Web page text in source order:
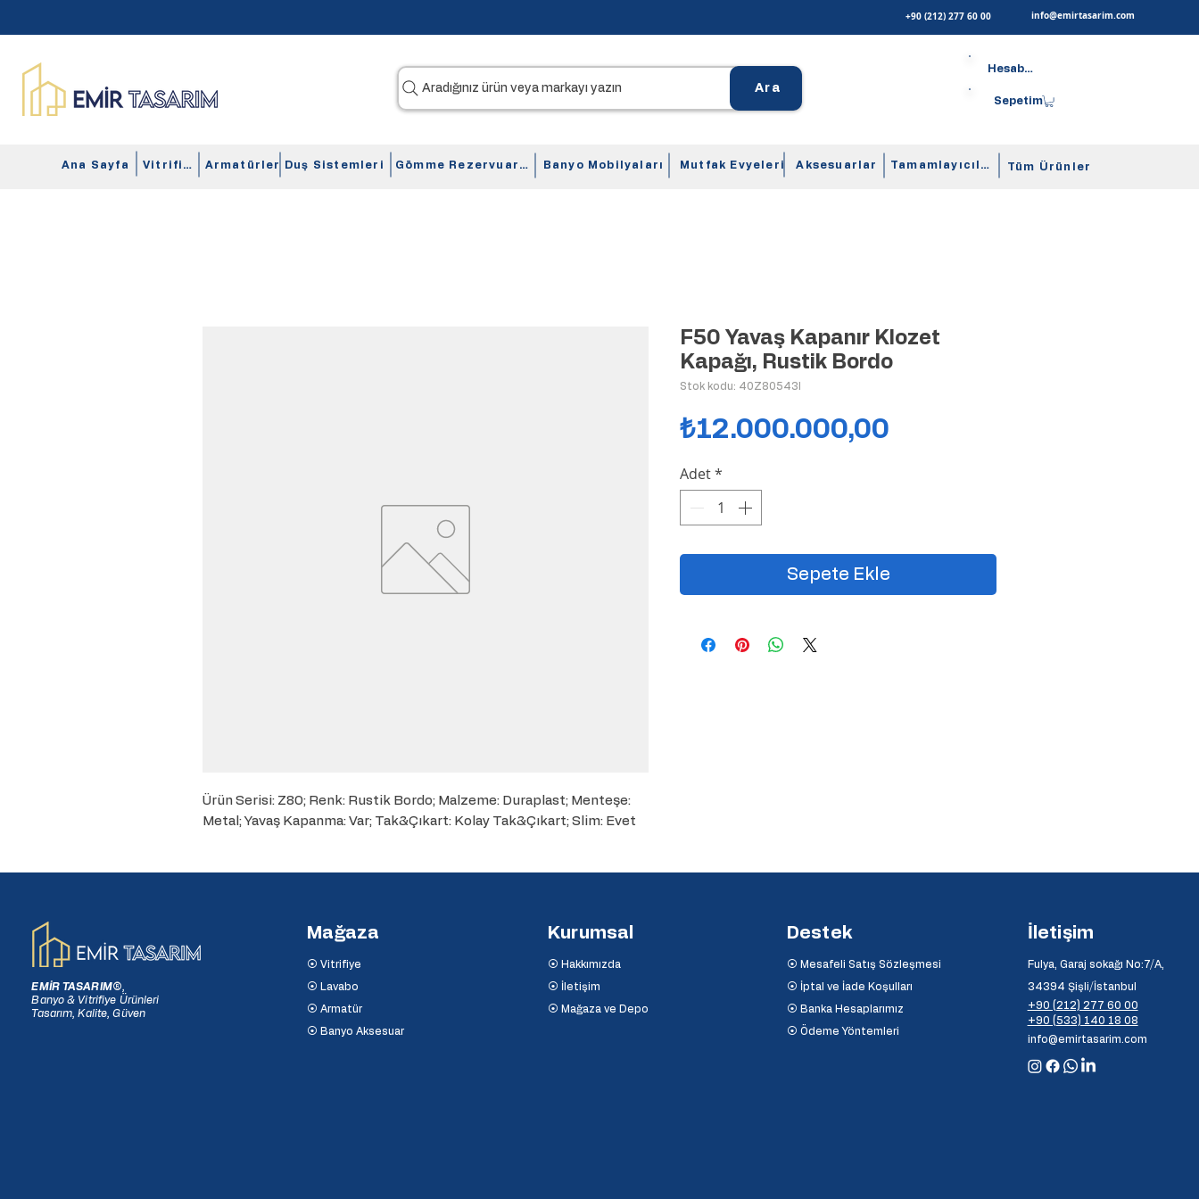
+90 (212) 277 60 00 info@emirtasarim.com
Aradığınız ürün veya markayı yazın Ara
Hesabım
Sepetim
Ana Sayfa Vitrifiye Armatürler Duş Sistemleri Gömme Rezervuarlar Banyo Mobilyaları Mutfak Evyeleri Aksesuarlar Tamamlayıcılar Tüm Ürünler
Ürün Serisi: Z80; Renk: Rustik Bordo; Malzeme: Duraplast; Menteşe:
Metal; Yavaş Kapanma: Var; Tak&Çıkart: Kolay Tak&Çıkart; Slim: Evet
F50 Yavaş Kapanır Klozet
Kapağı, Rustik Bordo
Stok kodu: 40Z80543I
₺12.000.000,00
Adet*
Sepete Ekle
EMİR TASARIM®,
Banyo & Vitrifiye Ürünleri
Tasarım, Kalite, Güven
Mağaza
⦿ Vitrifiye
⦿ Lavabo
⦿ Armatür
⦿ Banyo Aksesuar
Kurumsal
⦿ Hakkımızda
⦿ İletişim
⦿ Mağaza ve Depo
Destek
⦿ Mesafeli Satış Sözleşmesi
⦿ İptal ve İade Koşulları
⦿ Banka Hesaplarımız
⦿ Ödeme Yöntemleri
İletişim
Fulya, Garaj sokağı No:7/A,
34394 Şişli/İstanbul
+90 (212) 277 60 00
+90 (533) 140 18 08
info@emirtasarim.com